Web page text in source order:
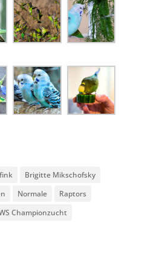
Brigitte Mikschofsky
Normale
Raptors
Championzucht